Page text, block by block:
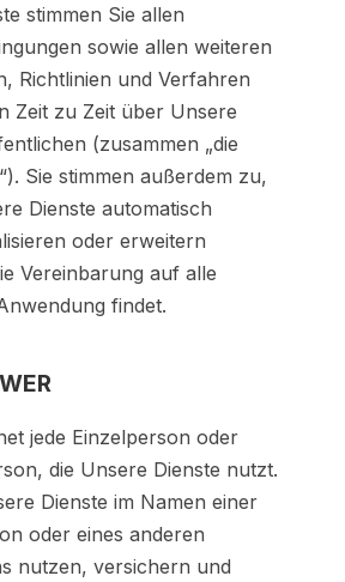
stimmen Sie allen
sowie allen weiteren
Richtlinien und Verfahren
Zeit zu Zeit über Unsere
(zusammen „die
Sie stimmen außerdem zu,
Dienste automatisch
oder erweitern
Vereinbarung auf alle
findet.
jede Einzelperson oder
die Unsere Dienste nutzt.
Dienste im Namen einer
oder eines anderen
nutzen, versichern und